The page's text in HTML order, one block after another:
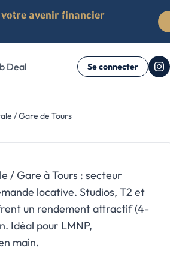
avenir financier
(Offert)
(Offert)
(Offert)
Deal Se connecter
/ Gare de Tours
/ Gare à Tours : secteur
locative. Studios, T2 et
un rendement attractif (4-
Idéal pour LMNP,
main.